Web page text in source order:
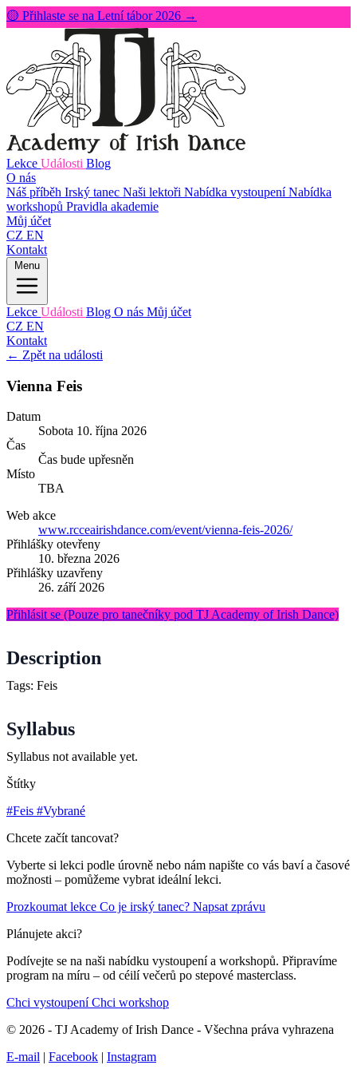
🟡 Přihlaste se na Letní tábor 2026 →
Lekce Události Blog
O nás
Náš příběh Irský tanec Naši lektoři Nabídka vystoupeníNabídka
workshopů Pravidla akademie
Můj účet
CZ EN
Kontakt
Menu
Lekce Události Blog O nás Můj účet
CZ EN
Kontakt
← Zpět na události
Vienna Feis
Datum
Sobota 10. října 2026
Čas
Čas bude upřesněn
Místo
TBA
Web akce
www.rcceairishdance.com/event/vienna-feis-2026/
Přihlášky otevřeny
10. března 2026
Přihlášky uzavřeny
26. září 2026
Přihlásit se (Pouze pro tanečníky pod TJ Academy of Irish Dance)
Description
Tags: Feis
Syllabus
Syllabus not available yet.
Štítky
#Feis #Vybrané
Chcete začít tancovat?
Vyberte si lekci podle úrovně nebo nám napište co vás baví a časové
možnosti – pomůžeme vybrat ideální lekci.
Prozkoumat lekce Co je irský tanec? Napsat zprávu
Plánujete akci?
Podívejte se na naši nabídku vystoupení a workshopů. Připravíme
program na míru – od céilí večerů po stepové masterclass.
Chci vystoupeníChci workshop
© 2026 - TJ Academy of Irish Dance - Všechna práva vyhrazena
E-mail | Facebook | Instagram